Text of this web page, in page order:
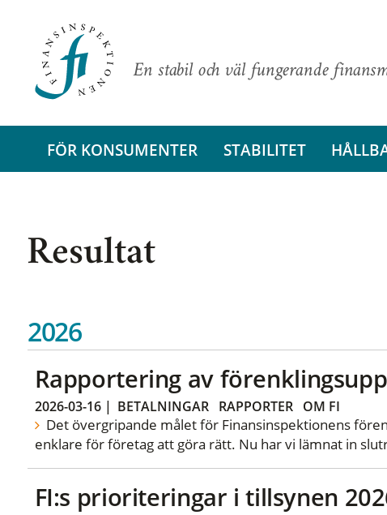
En stabil och väl fungerande
FÖR KONSUMENTER STABILITET
Resultat
2026
Rapportering av
2026-03-16| BETALNINGAR RAPPORTER OM FI
Det övergripande målet för Finansinspektionens
enklare för företag att göra rätt. Nu har vi lämnat in
FI:s prioriteringar i tillsynen